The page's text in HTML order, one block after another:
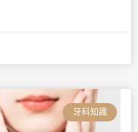
牙科知識